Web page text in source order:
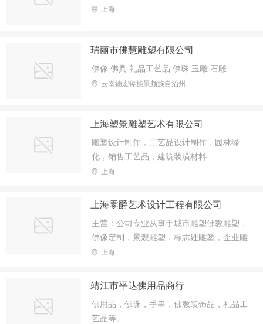
上海
瑞丽市佛慧雕塑有限公司
佛像 佛具 礼品工艺品 佛珠 玉雕 石雕
云南德宏傣族景颇族自治州
上海塑景雕塑艺术有限公司
雕塑设计制作，工艺品设计制作，园林绿
化，销售工艺品，建筑装潢材料
上海
上海零爵艺术设计工程有限公司
主营：公司专业从事于城市雕塑佛教雕塑，
佛像定制，景观雕塑，标志姓雕塑，企业雕
塑，商业雕塑，校园雕塑，假山，不锈钢雕
铜锻铜雕塑，树脂雕塑，玻璃钢雕塑，泡沫
雕塑，石膏雕塑，石雕龙雕，玻璃钢彩绘雕
塑，园林造景雕塑，学校主题雕塑，卡通人
物雕塑，建材建筑装饰雕塑，大型雕塑,水
上海
靖江市平达佛用品商行
佛用品，佛珠，手串，佛教装饰品，礼品工
艺品等。